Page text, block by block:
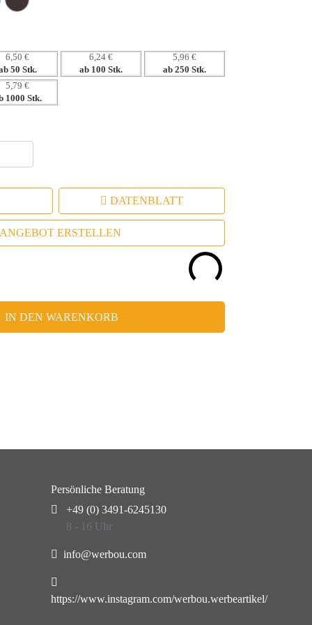
6,50 €
50 Stk.
6,24 €
ab 100 Stk.
5,96 €
ab 250 Stk.
5,79 €
1000 Stk.
DATENBLATT
ANGEBOT ERSTELLEN
IN DEN WARENKORB
Persönliche Beratung
+49 (0) 3491-6245130
8 - 16 Uhr
info@werbou.com
https://www.instagram.com/werbou.werbeartikel/